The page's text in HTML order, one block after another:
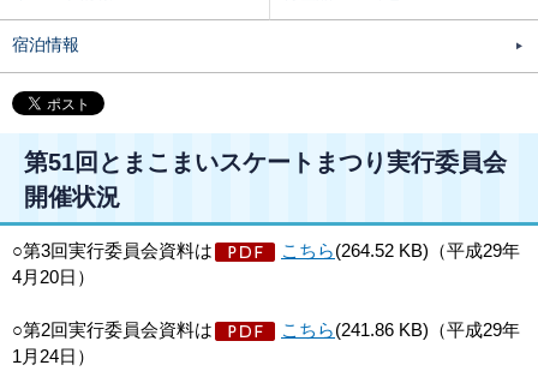
宿泊情報
第51回とまこまいスケートまつり実行委員会
開催状況
○第3回実行委員会資料は こちら(264.52 KB)（平成29年
4月20日）
○第2回実行委員会資料は こちら(241.86 KB)（平成29年
1月24日）